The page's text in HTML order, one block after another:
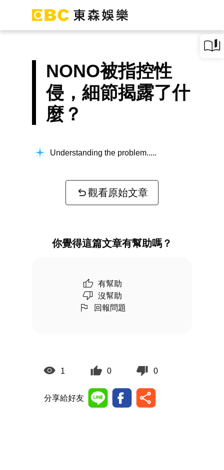
NONO被指控性
侵，細節揭露了什
麼？
Understanding the problem...
觀看原始文章
你覺得這篇文章有幫助嗎？
有幫助
沒幫助
回報問題
1 0 0
分享給好友